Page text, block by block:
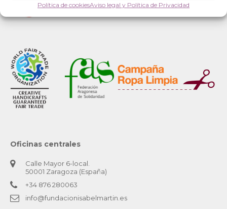
Política de cookiesAviso legal y Política de Privacidad
Oficinas centrales
Calle Mayor 6-local.
50001 Zaragoza (España)
+34 876 280063
info@fundacionisabelmartin.es